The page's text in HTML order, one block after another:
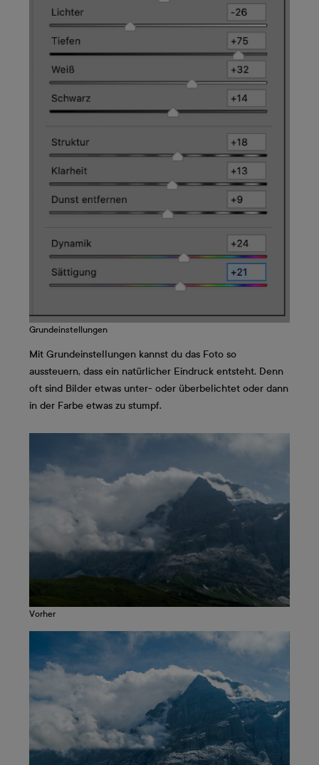
Grundeinstellungen
Mit Grundeinstellungen kannst du das Foto so
aussteuern, dass ein natürlicher Eindruck entsteht. Denn
oft sind Bilder etwas unter- oder überbelichtet oder dann
in der Farbe etwas zu stumpf.
Vorher